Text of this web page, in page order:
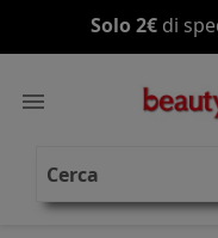
Solo 2€di
